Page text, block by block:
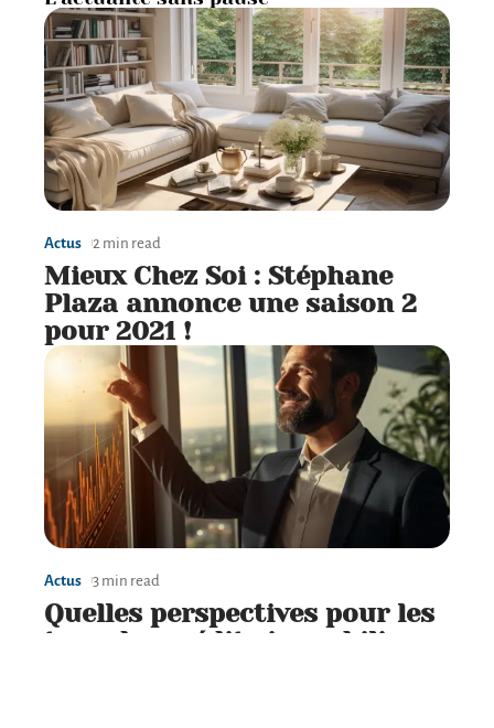
Actus 2 min read
Mieux Chez Soi : Stéphane
Plaza annonce une saison 2
pour 2021 !
Actus 3 min read
Quelles perspectives pour les
taux des crédits immobiliers